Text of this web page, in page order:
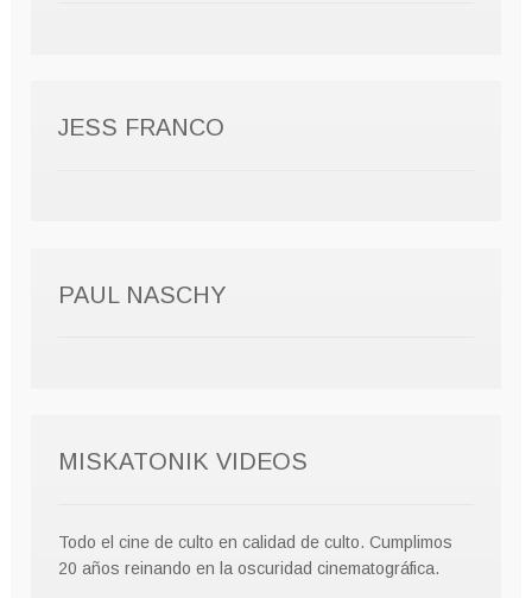
JESS FRANCO
PAUL NASCHY
MISKATONIK VIDEOS
Todo el cine de culto en calidad de culto. Cumplimos
20 años reinando en la oscuridad cinematográfica.